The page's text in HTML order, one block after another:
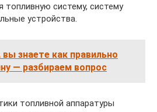
топливную систему, систему
устройства.
вы знаете как правильно
— разбираем вопрос
топливной аппаратуры